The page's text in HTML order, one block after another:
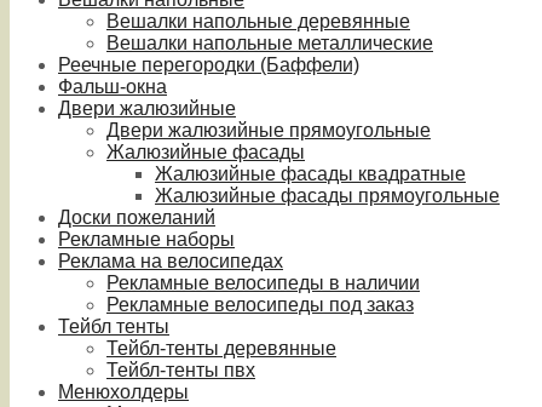
Вешалки напольные деревянные
Вешалки напольные металлические
Реечные перегородки (Баффели)
Фальш-окна
Двери жалюзийные
Двери жалюзийные прямоугольные
Жалюзийные фасады
Жалюзийные фасады квадратные
Жалюзийные фасады прямоугольные
Доски пожеланий
Рекламные наборы
Реклама на велосипедах
Рекламные велосипеды в наличии
Рекламные велосипеды под заказ
Тейбл тенты
Тейбл-тенты деревянные
Тейбл-тенты пвх
Менюхолдеры